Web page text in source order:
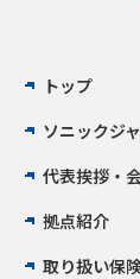
トップ
ソニックジ
代表挨拶・
拠点紹介
取り扱い保